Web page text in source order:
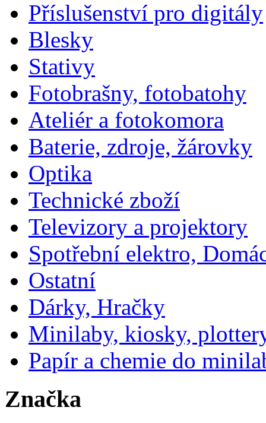
Příslušenství pro digitály
Blesky
Stativy
Fotobrašny, fotobatohy
Ateliér a fotokomora
Baterie, zdroje, žárovky
Optika
Technické zboží
Televizory a projektory
Spotřební elektro,
Ostatní
Dárky, Hračky
Minilaby, kiosky,
Papír a chemie do
Značka